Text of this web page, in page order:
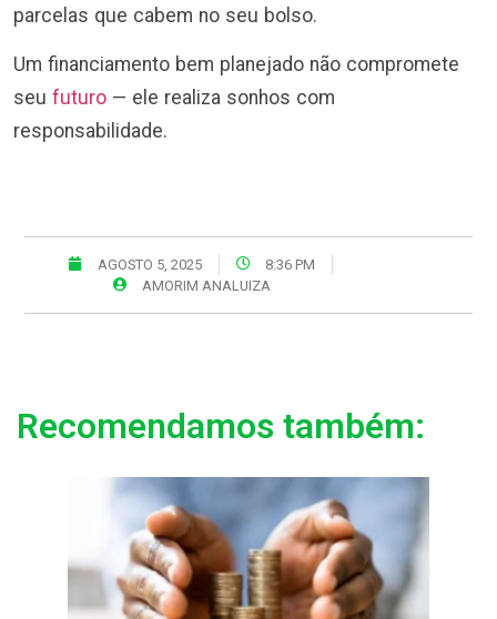
parcelas que cabem no seu bolso.
Um financiamento bem planejado não compromete
seu futuro — ele realiza sonhos com
responsabilidade.
AGOSTO 5, 2025
8:36 PM
AMORIM ANALUIZA
Recomendamos também: